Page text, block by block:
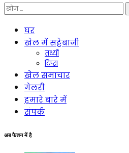
निम्न
को
खोजें:
घर
खेल में सट्टेबाजी
तथ्यों
टिप्स
खेल समाचार
गेलरी
हमारे बारे में
संपर्क
अब फैशन में है